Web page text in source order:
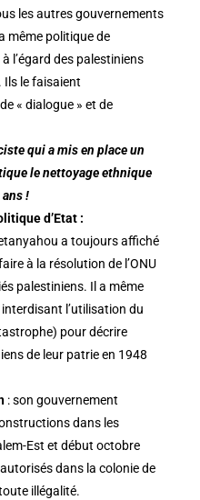
les autres gouvernements
même politique de
l’égard des palestiniens
Ils le faisaient
« dialogue » et de
qui a mis en place un
le nettoyage ethnique
!
d’Etat :
a toujours affiché
à la résolution de l’ONU
palestiniens. Il a même
l’utilisation du
pour décrire
de leur patrie en 1948
: son gouvernement
dans les
Est et début octobre
dans la colonie de
illégalité.